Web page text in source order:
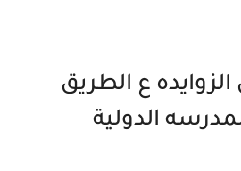
ع الطريق
الدولية